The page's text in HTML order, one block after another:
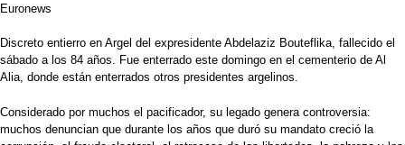
Euronews
Discreto entierro en Argel del expresidente Abdelaziz Bouteflika, fallecido el
sábado a los 84 años. Fue enterrado este domingo en el cementerio de Al
Alia, donde están enterrados otros presidentes argelinos.
Considerado por muchos el pacificador, su legado genera controversia:
muchos denuncian que durante los años que duró su mandato creció la